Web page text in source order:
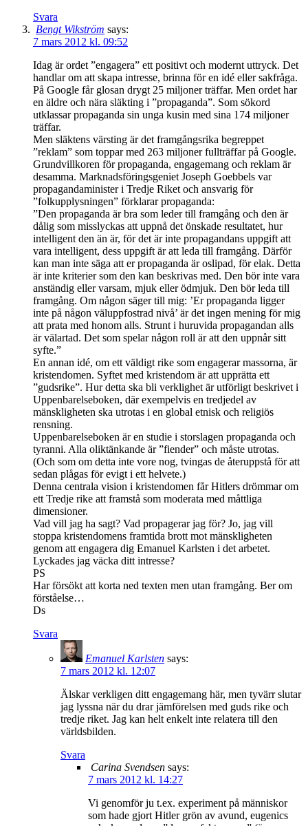
Svara
Bengt Wikström says:
7 mars 2012 kl. 09:52
Idag är ordet ”engagera” ett positivt och modernt uttryck. Det
handlar om att skapa intresse, brinna för en idé eller sakfråga.
På Google får glosan drygt 25 miljoner träffar. Men ordet har
en äldre och nära släkting i ”propaganda”. Som sökord
utklassar propaganda sin unga kusin med sina 174 miljoner
träffar.
Men släktens värsting är det framgångsrika begreppet
”reklam” som toppar med 263 miljoner fullträffar på Google.
Grundvillkoren för propaganda, engagemang och reklam är
desamma. Marknadsföringsgeniet Joseph Goebbels var
propagandaminister i Tredje Riket och ansvarig för
”folkupplysningen” förklarar propaganda:
”Den propaganda är bra som leder till framgång och den är
dålig som misslyckas att uppnå det önskade resultatet, hur
intelligent den än är, för det är inte propagandans uppgift att
vara intelligent, dess uppgift är att leda till framgång. Därför
kan man inte säga att er propaganda är oslipad, för elak. Detta
är inte kriterier som den kan beskrivas med. Den bör inte vara
anständig eller varsam, mjuk eller ödmjuk. Den bör leda till
framgång. Om någon säger till mig: ’Er propaganda ligger
inte på någon väluppfostrad nivå’ är det ingen mening för mig
att prata med honom alls. Strunt i huruvida propagandan alls
är välartad. Det som spelar någon roll är att den uppnår sitt
syfte.”
En annan idé, om ett väldigt rike som engagerar massorna, är
kristendomen. Syftet med kristendom är att upprätta ett
”gudsrike”. Hur detta ska bli verklighet är utförligt beskrivet i
Uppenbarelseboken, där exempelvis en tredjedel av
mänskligheten ska utrotas i en global etnisk och religiös
rensning.
Uppenbarelseboken är en studie i storslagen propaganda och
tyranni. Alla oliktänkande är ”fiender” och måste utrotas.
(Och som om detta inte vore nog, tvingas de återuppstå för att
sedan plågas för evigt i ett helvete.)
Denna centrala vision i kristendomen får Hitlers drömmar om
ett Tredje rike att framstå som moderata med måttliga
dimensioner.
Vad vill jag ha sagt? Vad propagerar jag för? Jo, jag vill
stoppa kristendomens framtida brott mot mänskligheten
genom att engagera dig Emanuel Karlsten i det arbetet.
Lyckades jag väcka ditt intresse?
PS
Har försökt att korta ned texten men utan framgång. Ber om
förståelse…
Ds
Svara
Emanuel Karlsten says:
7 mars 2012 kl. 12:07
Älskar verkligen ditt engagemang här, men tyvärr slutar
jag lyssna när du drar jämförelsen med guds rike och
tredje riket. Jag kan helt enkelt inte relatera till den
världsbilden.
Svara
Carina Svendsen says:
7 mars 2012 kl. 14:27
Vi genomför ju t.ex. experiment på människor
som hade gjort Hitler grön av avund, eugenics